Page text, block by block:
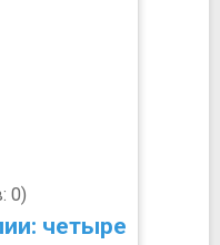
0)
четыре